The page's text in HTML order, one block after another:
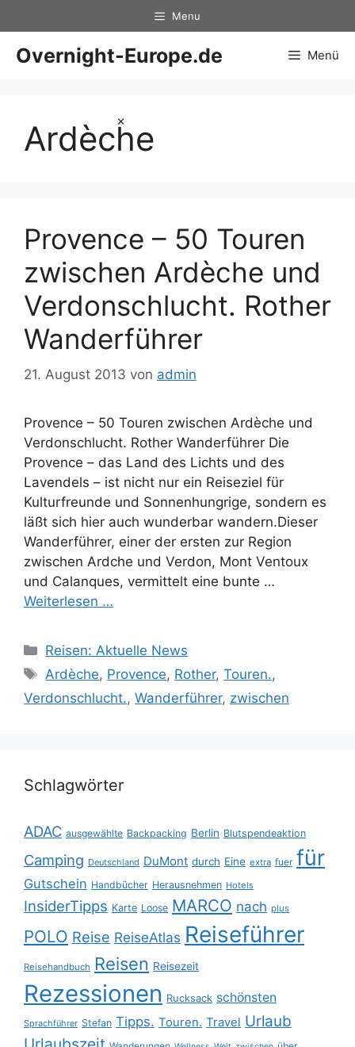
×
Inhalt
springen
Menu
Overnight-Europe.de Menü
Ardèche
Provence – 50 Touren
zwischen Ardèche und
Verdonschlucht. Rother
Wanderführer
21. August 2013 von admin
Provence – 50 Touren zwischen Ardèche und
Verdonschlucht. Rother Wanderführer Die
Provence – das Land des Lichts und des
Lavendels – ist nicht nur ein Reiseziel für
Kulturfreunde und Sonnenhungrige, sondern es
läßt sich hier auch wunderbar wandern.Dieser
Wanderführer, einer der ersten zur Region
zwischen Ardche und Verdon, Mont Ventoux
und Calanques, vermittelt eine bunte …
Weiterlesen …
Kategorien
Reisen: Aktuelle News
Schlagwörter
Ardèche, Provence, Rother,Touren.,
Verdonschlucht., Wanderführer, zwischen
Schlagwörter
ADAC ausgewählte Backpacking Berlin Blutspendeaktion
Camping Deutschland DuMont durch Eine extra fuer für
Gutschein Handbücher Herausnehmen Hotels
InsiderTipps Karte Loose MARCO nach plus
POLO Reise ReiseAtlas Reiseführer
Reisehandbuch Reisen Reisezeit
Rezessionen Rucksack schönsten
Sprachführer Stefan Tipps. Touren. Travel Urlaub